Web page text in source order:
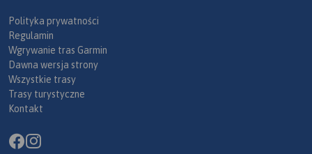
Polityka prywatności
Regulamin
Wgrywanie tras Garmin
Dawna wersja strony
Wszystkie trasy
Trasy turystyczne
Kontakt